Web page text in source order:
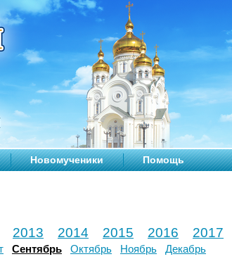
Новомученики Помощь
2013 2014 2015 2016 2017
Сентябрь Октябрь Ноябрь
Декабрь